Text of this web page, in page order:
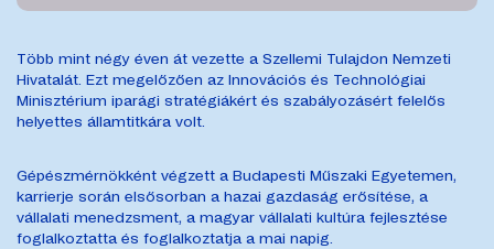
Több mint négy éven át vezette a Szellemi Tulajdon Nemzeti
Hivatalát. Ezt megelőzően az Innovációs és Technológiai
Minisztérium iparági stratégiákért és szabályozásért felelős
helyettes államtitkára volt.
Gépészmérnökként végzett a Budapesti Műszaki Egyetemen,
karrierje során elsősorban a hazai gazdaság erősítése, a
vállalati menedzsment, a magyar vállalati kultúra fejlesztése
foglalkoztatta és foglalkoztatja a mai napig.